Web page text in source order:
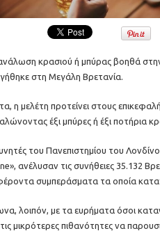
κρασιού ή μπύρας βοηθά
στη Μεγάλη Βρετανία.
η μελέτη προτείνει στους
έξι μπύρες ή έξι ποτήρια
του Πανεπιστημίου του
ανέλυσαν τις συνήθειες 35.132
συμπεράσματα τα οποία
λοιπόν, με τα ευρήματα όσοι
μικρότερες πιθανότητες να